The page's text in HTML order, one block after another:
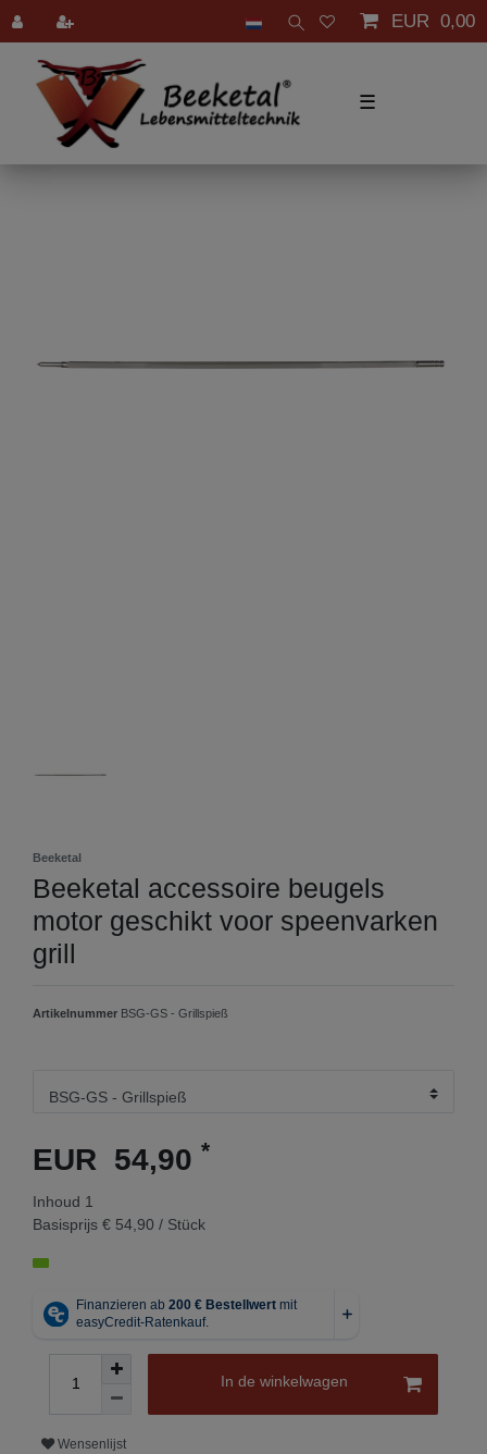
EUR 0,00
☰
Beeketal
Beeketal accessoire beugels
motor geschikt voor speenvarken
grill
Artikelnummer BSG-GS - Grillspieß
EUR 54,90 *
Inhoud 1
Basisprijs € 54,90 / Stück
In de winkelwagen
Wensenlijst